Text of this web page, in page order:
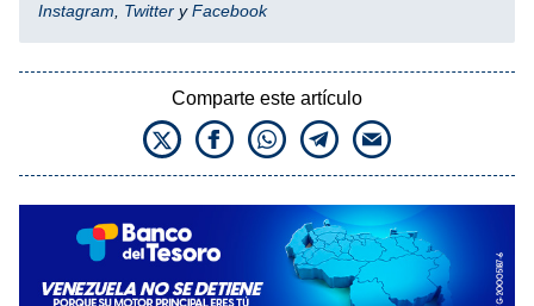
Instagram
Twitter yFacebook
Comparte este artículo